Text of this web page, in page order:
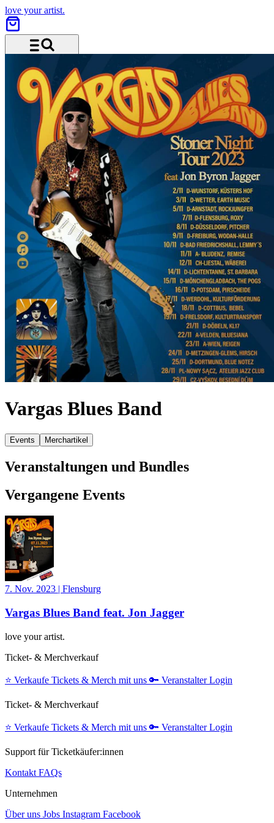
love your artist.
Vargas Blues Band
Events Merchartikel
Veranstaltungen und Bundles
Vergangene Events
7. Nov. 2023 | Flensburg
Vargas Blues Band feat. Jon Jagger
love your artist.
Ticket- & Merchverkauf
⭐️ Verkaufe Tickets & Merch mit uns 🔑 Veranstalter Login
Ticket- & Merchverkauf
⭐️ Verkaufe Tickets & Merch mit uns 🔑 Veranstalter Login
Support für Ticketkäufer:innen
Kontakt FAQs
Unternehmen
Über uns Jobs Instagram Facebook